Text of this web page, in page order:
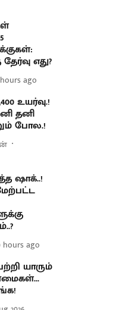
எது?
ago
உயர்வு.!
தனி
போல.!
ஷாக்..!
hours ago
யாரும்